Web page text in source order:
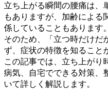
立ち上がる瞬間の腰痛は、
もありますが、加齢による
係していることもあります。
そのため、「立つ時だけだ
ず、症状の特徴を知ること
この記事では、立ち上がり
病気、自宅でできる対策、
いて詳しく解説します。